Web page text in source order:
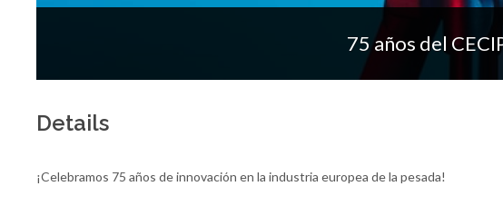
75 años del
Details
¡Celebramos 75 años de innovación en la industria europea de la pesada!